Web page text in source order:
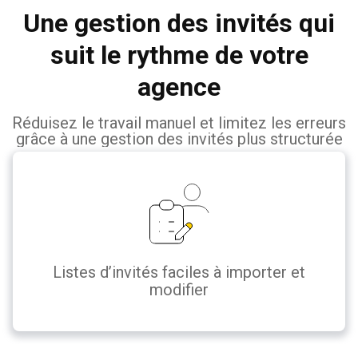
Une gestion des invités qui
suit le rythme de votre
agence
Réduisez le travail manuel et limitez les erreurs
grâce à une gestion des invités plus structurée
Listes d’invités faciles à importer et
modifier